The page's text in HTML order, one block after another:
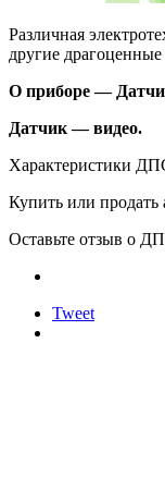
Различная
другие
О приборе —
Датчик — видео.
Характеристики
Купить или
Оставьте отзыв о
Tweet